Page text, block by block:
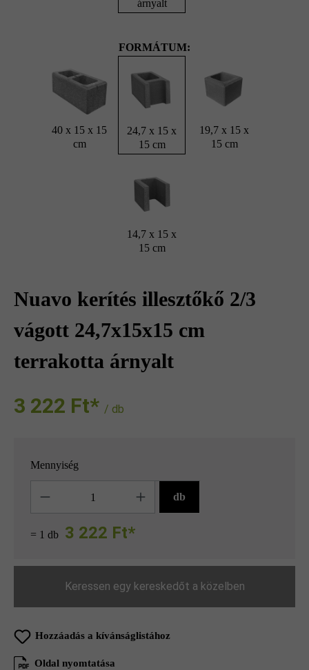
árnyalt
FORMÁTUM:
40 x 15 x 15
cm
24,7 x 15 x
15 cm
19,7 x 15 x
15 cm
14,7 x 15 x
15 cm
Nuavo kerítés illesztőkő 2/3
vágott 24,7x15x15 cm
terrakotta árnyalt
3 222 Ft‎‎‎* / db
Mennyiség
db
= 1 db 3 222 Ft*
Keressen egy kereskedőt a közelben
Hozzáadás a kívánságlistához
Oldal nyomtatása